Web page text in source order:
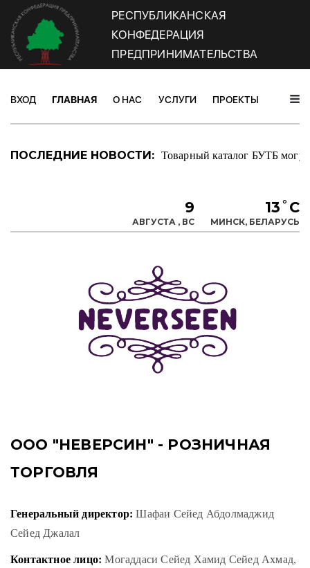
РЕСПУБЛИКАНСКАЯ
КОНФЕДЕРАЦИЯ
ПРЕДПРИНИМАТЕЛЬСТВА
ВХОД ГЛАВНАЯ О НАС УСЛУГИ ПРОЕКТЫ
ПОСЛЕДНИЕ НОВОСТИ: Товарный каталог БУТБ могут
9
АВГУСТА , ВС
13˚C
МИНСК, БЕЛАРУСЬ
ООО "НЕВЕРСИН" - РОЗНИЧНАЯ
ТОРГОВЛЯ
Генеральный директор: Шафаи Сейед Абдолмаджид
Сейед Джалал
Контактное лицо: Могаддаси Сейед Хамид Сейед Ахмад,